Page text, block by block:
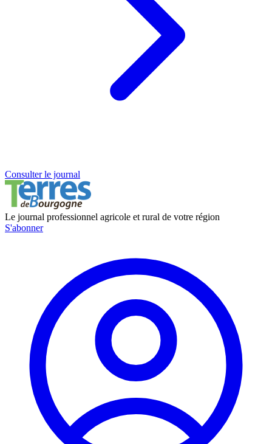
Consulter le journal
Le journal professionnel agricole et rural de votre région
S'abonner